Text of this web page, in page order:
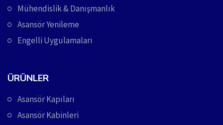
Mühendislik & Danışmanlık
Asansör Yenileme
Engelli Uygulamaları
ÜRÜNLER
Asansör Kapıları
Asansör Kabinleri